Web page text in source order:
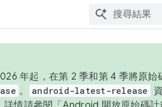
年起，在第 2 季和第 4 季將原始
。 android-latest-release